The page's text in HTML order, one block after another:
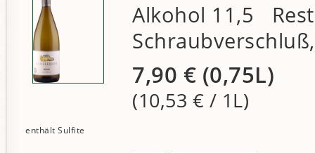
Alkohol 11,5
7,90 € (0,75L)
(10,53 € / 1L)